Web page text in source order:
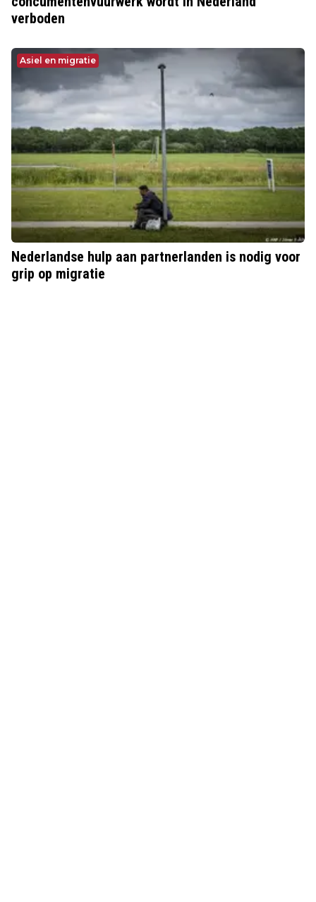
verboden
Asiel en migratie
Nederlandse hulp aan partnerlanden is nodig voor
grip op migratie